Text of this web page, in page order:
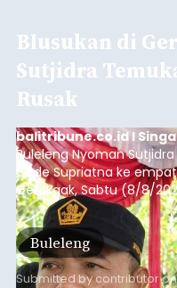
Blusukan di
Sutjidra
Rusak
balitribune.co.id I
Buleleng Nyoman
Gede Supriatna ke
Gerokgak, Sabtu (8/8/
persoalan yang masih
jalan desa yang rusak
yang belum optimal,
perhatian pemerintah
Buleleng
Submitted bycontributor